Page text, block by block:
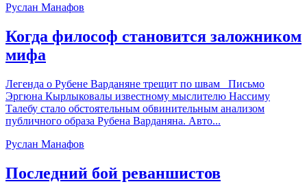
Руслан Манафов
Когда философ становится заложником
мифа
Легенда о Рубене Варданяне трещит по швам Письмо
Эргюна Кырлыковалы известному мыслителю Нассиму
Талебу стало обстоятельным обвинительным анализом
публичного образа Рубена Варданяна. Авто...
Руслан Манафов
Последний бой реваншистов